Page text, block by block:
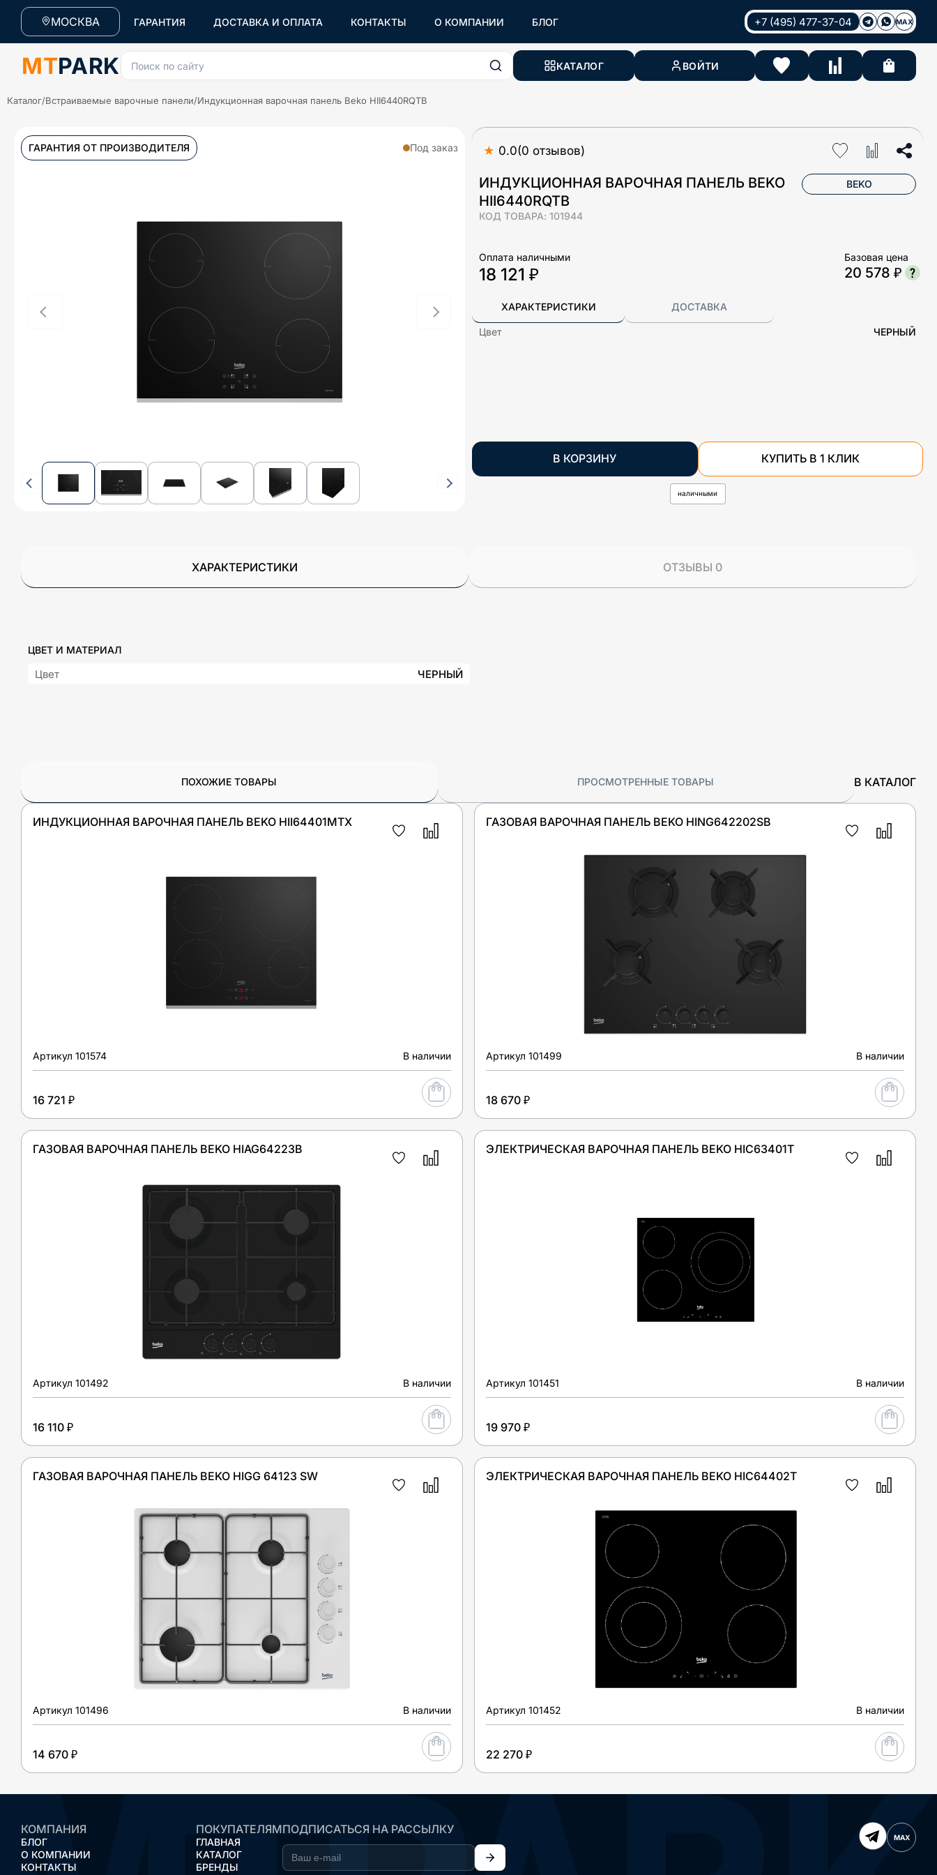
МОСКВА ГАРАНТИЯ ДОСТАВКА И ОПЛАТА КОНТАКТЫ О КОМПАНИИ БЛОГ +7 (495) 477-37-04 MAX
MTPARK Поиск по сайту КАТАЛОГ ВОЙТИ
Каталог/Встраиваемые варочные панели/Индукционная варочная панель Beko HII6440RQTB
★ 0.0(0 отзывов)
ИНДУКЦИОННАЯ ВАРОЧНАЯ ПАНЕЛЬ BEKO
HII6440RQTB
КОД ТОВАРА: 101944
BEKO
ГАРАНТИЯ ОТ ПРОИЗВОДИТЕЛЯ Под заказ
Оплата наличными
18 121 ₽
Базовая цена
20 578 ₽
ХАРАКТЕРИСТИКИ ДОСТАВКА
Цвет ЧЕРНЫЙ
В КОРЗИНУ КУПИТЬ В 1 КЛИК
наличными
ХАРАКТЕРИСТИКИ ОТЗЫВЫ 0
ЦВЕТ И МАТЕРИАЛ
Цвет ЧЕРНЫЙ
ПОХОЖИЕ ТОВАРЫ ПРОСМОТРЕННЫЕ ТОВАРЫ В КАТАЛОГ
ИНДУКЦИОННАЯ ВАРОЧНАЯ ПАНЕЛЬ BEKO HII64401MTX
Артикул 101574 В наличии
16 721 ₽
ГАЗОВАЯ ВАРОЧНАЯ ПАНЕЛЬ BEKO HING642202SB
Артикул 101499 В наличии
18 670 ₽
ГАЗОВАЯ ВАРОЧНАЯ ПАНЕЛЬ BEKO HIAG64223B
Артикул 101492 В наличии
16 110 ₽
ЭЛЕКТРИЧЕСКАЯ ВАРОЧНАЯ ПАНЕЛЬ BEKO HIC63401T
Артикул 101451 В наличии
19 970 ₽
ГАЗОВАЯ ВАРОЧНАЯ ПАНЕЛЬ BEKO HIGG 64123 SW
Артикул 101496 В наличии
14 670 ₽
ЭЛЕКТРИЧЕСКАЯ ВАРОЧНАЯ ПАНЕЛЬ BEKO HIC64402T
Артикул 101452 В наличии
22 270 ₽
КОМПАНИЯ
БЛОГ
О КОМПАНИИ
КОНТАКТЫ
ПОКУПАТЕЛЯМ
ГЛАВНАЯ
КАТАЛОГ
БРЕНДЫ
ПОДПИСАТЬСЯ НА РАССЫЛКУ
MAX